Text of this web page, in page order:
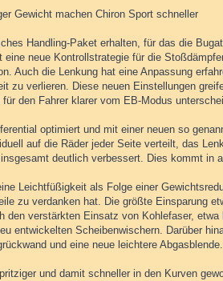
Gewicht machen Chiron Sport schneller
Handling-Paket erhalten, für das die
eine neue Kontrollstrategie für die
Auch die Lenkung hat eine Anpassung
zu verlieren. Diese neuen Einstellungen
den Fahrer klarer vom EB-Modus
optimiert und mit einer neuen so
auf die Räder jeder Seite verteilt, das
deutlich verbessert. Dies kommt in
Leichtfüßigkeit als Folge einer
zu verdanken hat. Die größte Einsparung
den verstärkten Einsatz von Kohlefaser,
entwickelten Scheibenwischern. Darüber
und eine neue leichtere Abgasblende.
und damit schneller in den Kurven